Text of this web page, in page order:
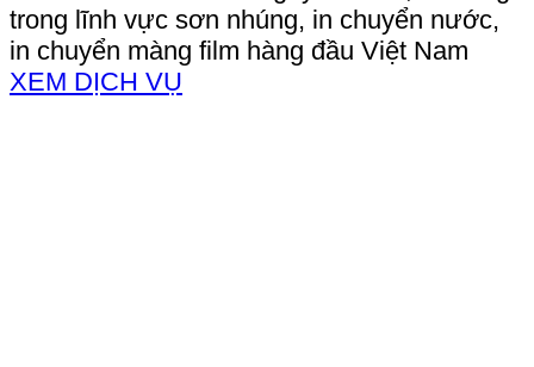
trong lĩnh vực sơn nhúng, in chuyển nước,
in chuyển màng film hàng đầu Việt Nam
XEM DỊCH VỤ